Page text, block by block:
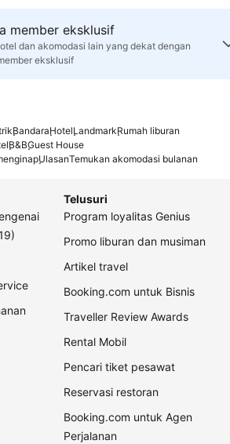
member eksklusif
dan akomodasi lain yang dekat dengan
eksklusif
BandaraHotelLandmarkRumah liburan
B&BGuest House
UlasanTemukan akomodasi bulanan
Telusuri
Program loyalitas Genius
Promo liburan dan musiman
Artikel travel
Booking.com untuk Bisnis
Traveller Review Awards
Rental Mobil
Pencari tiket pesawat
Reservasi restoran
Booking.com untuk Agen
Perjalanan